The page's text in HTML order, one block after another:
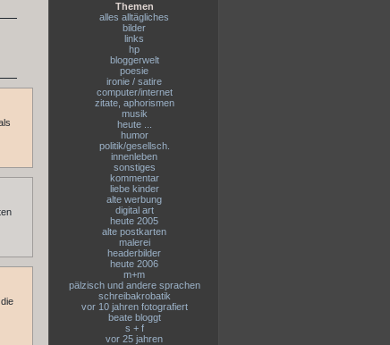
Themen
alles alltägliches
bilder
links
hp
bloggerwelt
poesie
ironie / satire
computer/internet
zitate, aphorismen
musik
heute ...
humor
politik/gesellsch.
innenleben
sonstiges
kommentar
liebe kinder
alte werbung
digital art
heute 2005
alte postkarten
malerei
headerbilder
heute 2006
m+m
pälzisch und andere sprachen
schreibakrobatik
vor 10 jahren fotografiert
beate bloggt
s + f
vor 25 jahren